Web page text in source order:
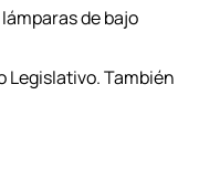
de bajo
Legislativo. También